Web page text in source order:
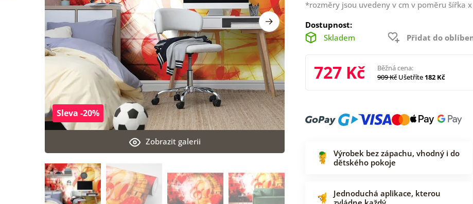
Zobrazit galerii
Sleva -20%
*rozměry jsou uvedeny v cm v poměru šířka x
Dostupnost:
Skladem
Přidat do
727 Kč
Běžná cena:
909 Kč Ušetříte 182 Kč
Výrobek bez zápachu, vhodný i do
dětského pokoje
Jednoduchá aplikace, kterou